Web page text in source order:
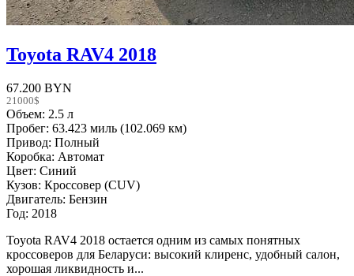
Toyota RAV4 2018
67.200 BYN
21000$
Объем: 2.5 л
Пробег: 63.423 миль (102.069 км)
Привод: Полный
Коробка: Автомат
Цвет: Синий
Кузов: Кроссовер (CUV)
Двигатель: Бензин
Год: 2018
Toyota RAV4 2018 остается одним из самых понятных
кроссоверов для Беларуси: высокий клиренс, удобный салон,
хорошая ликвидность и...